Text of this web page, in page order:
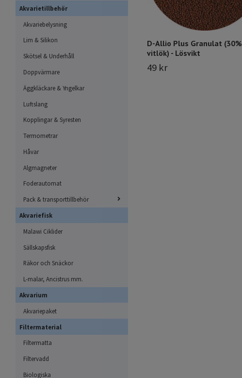
Akvarietillbehör
Akvariebelysning
Lim & Silikon
Skötsel & Underhåll
Doppvärmare
Äggkläckare & Yngelkar
Luftslang
Kopplingar & Syresten
Termometrar
Håvar
Algmagneter
Foderautomat
Pack & transporttillbehör
Akvariefisk
Malawi Ciklider
Sällskapsfisk
Räkor och Snäckor
L-malar, Ancistrus mm.
Akvarium
Akvariepaket
Filtermaterial
Filtermatta
Filtervadd
Biologiska
D-Allio Plus Granulat (30%
vitlök) - Lösvikt
49 kr